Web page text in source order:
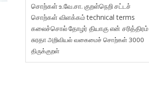
சொற்கள்உ.வே.சா. குறள்நெறி சட்டச்
சொற்கள் விளக்கம்technical terms
கலைச்சொல்தோழர் தியாகுஎன் சரித்திரம்
சுரதாஅறிவியல் வகைமைச் சொற்கள் 3000
திருக்குறள்